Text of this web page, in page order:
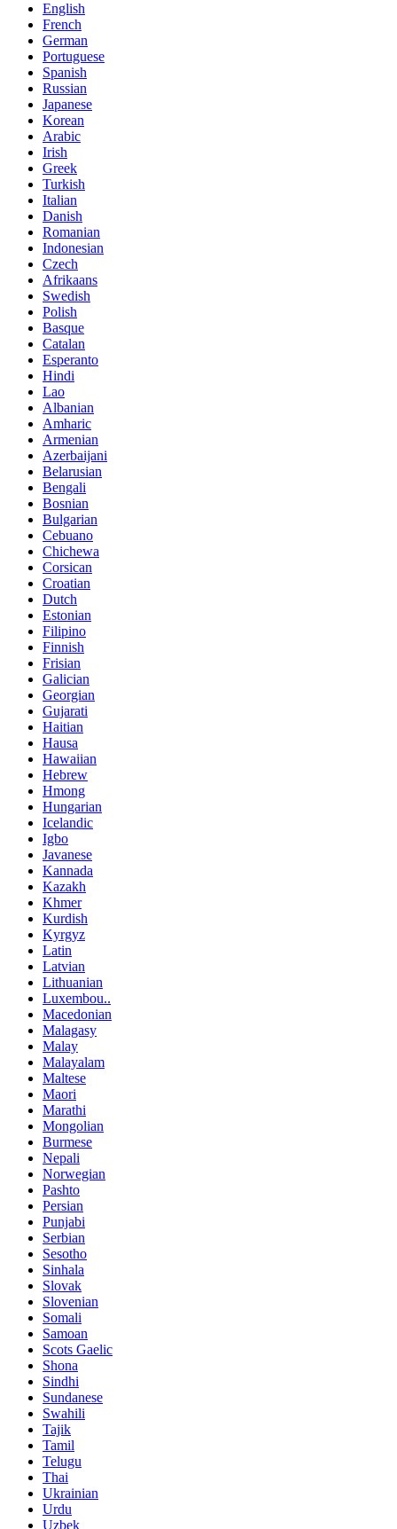
English
French
German
Portuguese
Spanish
Russian
Japanese
Korean
Arabic
Irish
Greek
Turkish
Italian
Danish
Romanian
Indonesian
Czech
Afrikaans
Swedish
Polish
Basque
Catalan
Esperanto
Hindi
Lao
Albanian
Amharic
Armenian
Azerbaijani
Belarusian
Bengali
Bosnian
Bulgarian
Cebuano
Chichewa
Corsican
Croatian
Dutch
Estonian
Filipino
Finnish
Frisian
Galician
Georgian
Gujarati
Haitian
Hausa
Hawaiian
Hebrew
Hmong
Hungarian
Icelandic
Igbo
Javanese
Kannada
Kazakh
Khmer
Kurdish
Kyrgyz
Latin
Latvian
Lithuanian
Luxembou..
Macedonian
Malagasy
Malay
Malayalam
Maltese
Maori
Marathi
Mongolian
Burmese
Nepali
Norwegian
Pashto
Persian
Punjabi
Serbian
Sesotho
Sinhala
Slovak
Slovenian
Somali
Samoan
Scots Gaelic
Shona
Sindhi
Sundanese
Swahili
Tajik
Tamil
Telugu
Thai
Ukrainian
Urdu
Uzbek